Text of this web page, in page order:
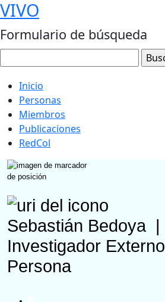
VIVO
Formulario de búsqueda
Inicio
Personas
Miembros
Publicaciones
RedCol
Sebastián Bedoya
Investigador Externo
Persona